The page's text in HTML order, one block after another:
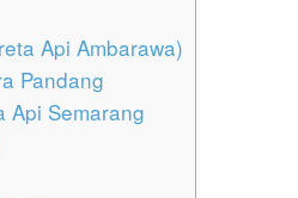
Api Ambarawa)
Pandang
Api Semarang